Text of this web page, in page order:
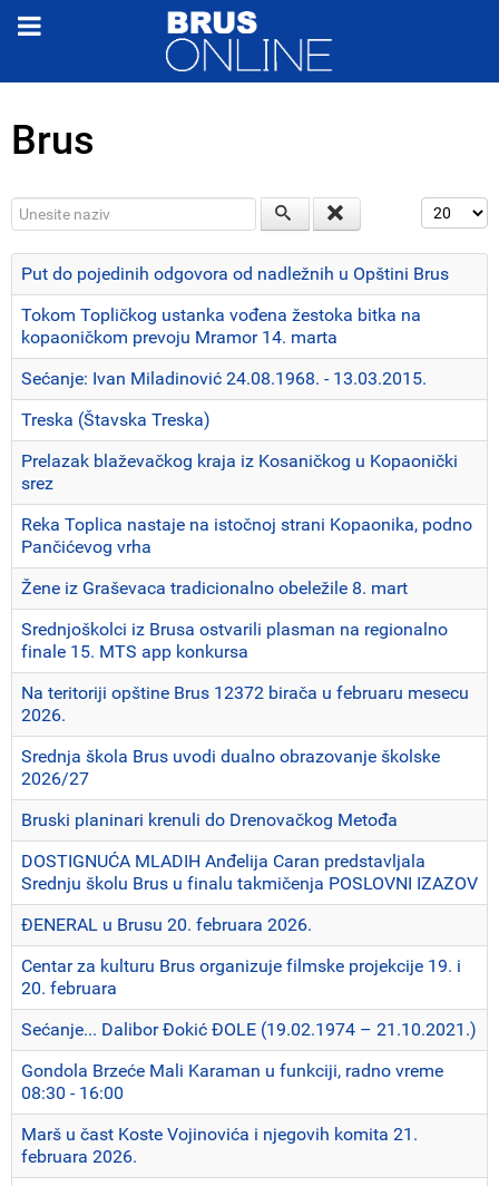
Brus
Unesite naziv Prikaz #
Put do pojedinih odgovora od nadležnih u Opštini Brus
Tokom Topličkog ustanka vođena žestoka bitka na
kopaoničkom prevoju Mramor 14. marta
Sećanje: Ivan Miladinović 24.08.1968. - 13.03.2015.
Treska (Štavska Treska)
Prelazak blaževačkog kraja iz Kosaničkog u Kopaonički
srez
Reka Toplica nastaje na istočnoj strani Kopaonika, podno
Pančićevog vrha
Žene iz Graševaca tradicionalno obeležile 8. mart
Srednjoškolci iz Brusa ostvarili plasman na regionalno
finale 15. MTS app konkursa
Na teritoriji opštine Brus 12372 birača u februaru mesecu
2026.
Srednja škola Brus uvodi dualno obrazovanje školske
2026/27
Bruski planinari krenuli do Drenovačkog Metođa
DOSTIGNUĆA MLADIH Anđelija Caran predstavljala
Srednju školu Brus u finalu takmičenja POSLOVNI IZAZOV
ĐENERAL u Brusu 20. februara 2026.
Centar za kulturu Brus organizuje filmske projekcije 19. i
20. februara
Sećanje... Dalibor Đokić ĐOLE (19.02.1974 – 21.10.2021.)
Gondola Brzeće Mali Karaman u funkciji, radno vreme
08:30 - 16:00
Marš u čast Koste Vojinovića i njegovih komita 21.
februara 2026.